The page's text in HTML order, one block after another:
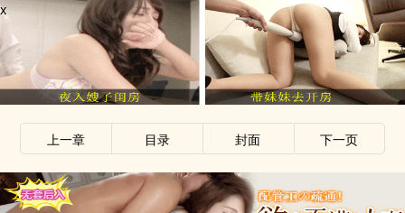
x
上一章 目录 封面 下一页
x